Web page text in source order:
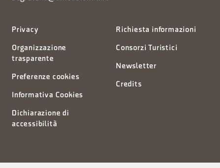
Privacy
Organizzazione
trasparente
Preferenze cookies
Informativa Cookies
Dichiarazione di
accessibilità
Richiesta informazioni
Consorzi Turistici
Newsletter
Credits